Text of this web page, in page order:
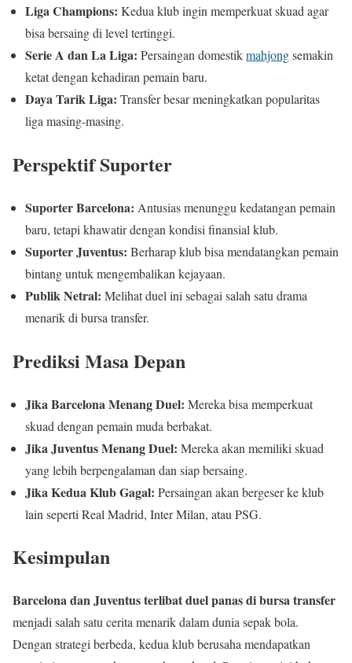
Liga Champions: Kedua klub ingin memperkuat skuad agar
bisa bersaing di level tertinggi.
Serie A dan La Liga: Persaingan domestikmahjongsemakin
ketat dengan kehadiran pemain baru.
Daya Tarik Liga: Transfer besar meningkatkan popularitas
liga masing-masing.
Perspektif Suporter
Suporter Barcelona: Antusias menunggu kedatangan pemain
baru, tetapi khawatir dengan kondisi finansial klub.
Suporter Juventus: Berharap klub bisa mendatangkan pemain
bintang untuk mengembalikan kejayaan.
Publik Netral: Melihat duel ini sebagai salah satu drama
menarik di bursa transfer.
Prediksi Masa Depan
Jika Barcelona Menang Duel: Mereka bisa memperkuat
skuad dengan pemain muda berbakat.
Jika Juventus Menang Duel: Mereka akan memiliki skuad
yang lebih berpengalaman dan siap bersaing.
Jika Kedua Klub Gagal: Persaingan akan bergeser ke klub
lain seperti Real Madrid, Inter Milan, atau PSG.
Kesimpulan
Barcelona dan Juventus terlibat duel panas di bursa transfer
menjadi salah satu cerita menarik dalam dunia sepak bola.
Dengan strategi berbeda, kedua klub berusaha mendapatkan